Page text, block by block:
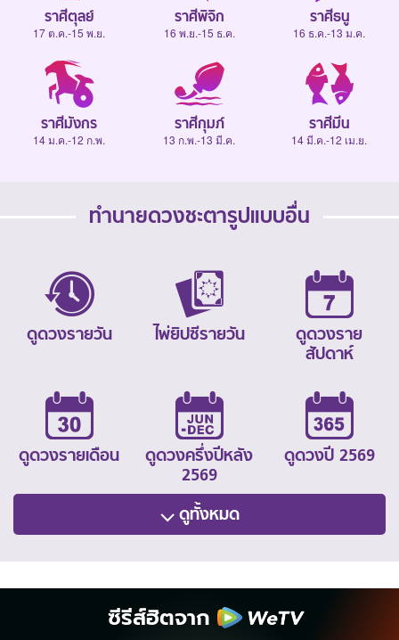
ราศีตุลย์
17 ต.ค.-15 พ.ย.
ราศีพิจิก
16 พ.ย.-15 ธ.ค.
ราศีธนู
16 ธ.ค.-13 ม.ค.
ราศีมังกร
14 ม.ค.-12 ก.พ.
ราศีกุมภ์
13 ก.พ.-13 มี.ค.
ราศีมีน
14 มี.ค.-12 เม.ย.
ทำนายดวงชะตารูปแบบอื่น
ดูดวงรายวัน ไพ่ยิปซีรายวัน
ดูดวงราย
สัปดาห์
ดูดวงรายเดือน
ดูดวงครึ่งปีหลัง
2569
ดูดวงปี 2569
ดูทั้งหมด
ซีรีส์ฮิตจาก